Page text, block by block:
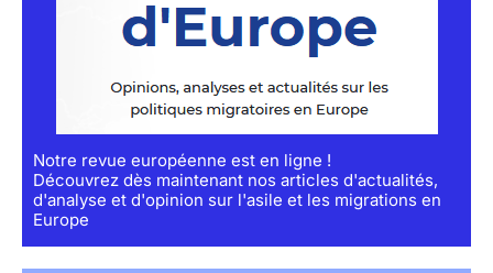
Notre revue européenne est en ligne !
Découvrez dès maintenant nos articles d'actualités,
d'analyse et d'opinion sur l'asile et les migrations en
Europe